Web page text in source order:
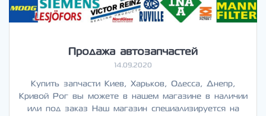
Продажа автозапчастей
14.09.2020
Купить запчасти Киев, Харьков, Одесса, Днепр,
Кривой Рог вы можете в нашем магазине в наличии
или под заказ Наш магазин специализируется на